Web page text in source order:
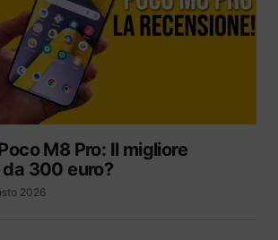
M8 Pro: Il migliore
300 euro?
2026